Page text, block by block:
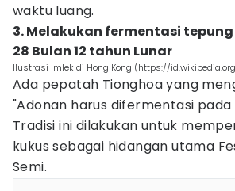
waktu luang.
3. Melakukan fermentasi
28 Bulan 12 tahun Lunar
Ilustrasi Imlek di Hong Kong (https://
Ada pepatah Tionghoa yang
"Adonan harus difermentasi pada
Tradisi ini dilakukan untuk
kukus sebagai hidangan utama
Semi.